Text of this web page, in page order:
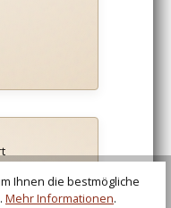
Ihnen die bestmögliche
Mehr Informationen.